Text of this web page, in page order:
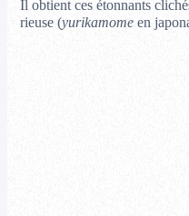
Il obtient ces étonnants
rieuse (yurikamomeen